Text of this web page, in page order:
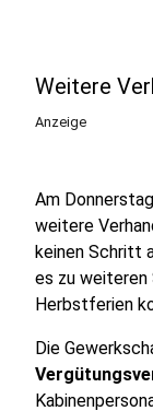
Weitere
Anzeige
Am
weitere
keinen Schritt
es zu weiteren
Herbstferien
Die